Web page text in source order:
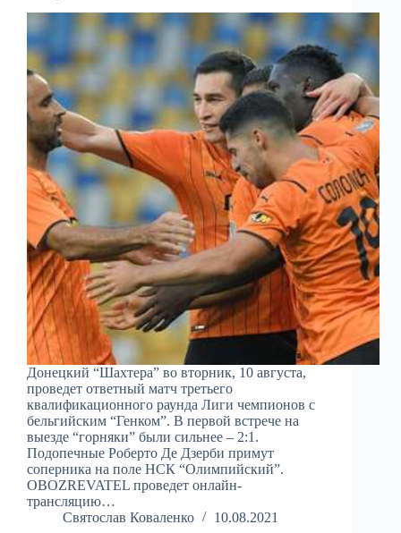
Донецкий “Шахтера” во вторник, 10 августа,
проведет ответный матч третьего
квалификационного раунда Лиги чемпионов с
бельгийским “Генком”. В первой встрече на
выезде “горняки” были сильнее – 2:1.
Подопечные Роберто Де Дзерби примут
соперника на поле НСК “Олимпийский”.
OBOZREVATEL проведет онлайн-
трансляцию…
Святослав Коваленко
10.08.2021